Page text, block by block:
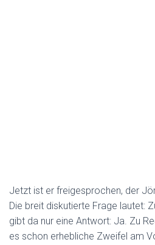
Jetzt ist er freigesprochen, der
Die breit diskutierte Frage lautet:
gibt da nur eine Antwort: Ja. Zu
es schon erhebliche Zweifel am